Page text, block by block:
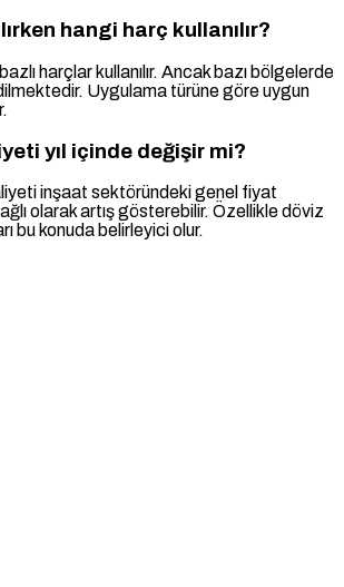
hangi harç kullanılır?
harçlar kullanılır. Ancak bazı bölgelerde
Uygulama türüne göre uygun
yıl içinde değişir mi?
inşaat sektöründeki genel fiyat
olarak artış gösterebilir. Özellikle döviz
bu konuda belirleyici olur.